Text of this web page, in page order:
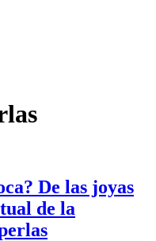
De las joyas
de la